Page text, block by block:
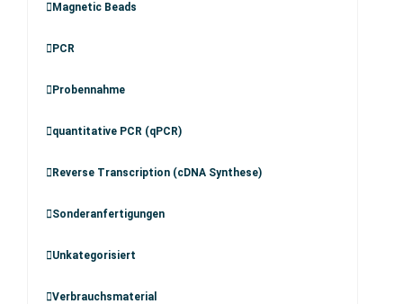
Magnetic Beads
PCR
Probennahme
quantitative PCR (qPCR)
Reverse Transcription (cDNA Synthese)
Sonderanfertigungen
Unkategorisiert
Verbrauchsmaterial